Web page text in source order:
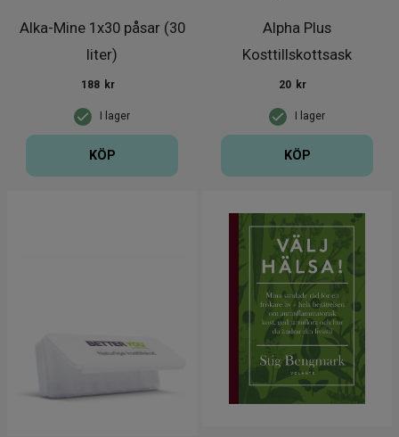
Alka-Mine 1x30 påsar (30
liter)
I lager
188 kr
KÖP
Alpha Plus
Kosttillskottsask
I lager
20 kr
KÖP